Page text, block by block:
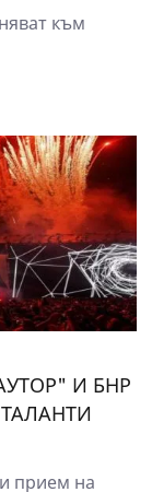
към
И БНР
прием на